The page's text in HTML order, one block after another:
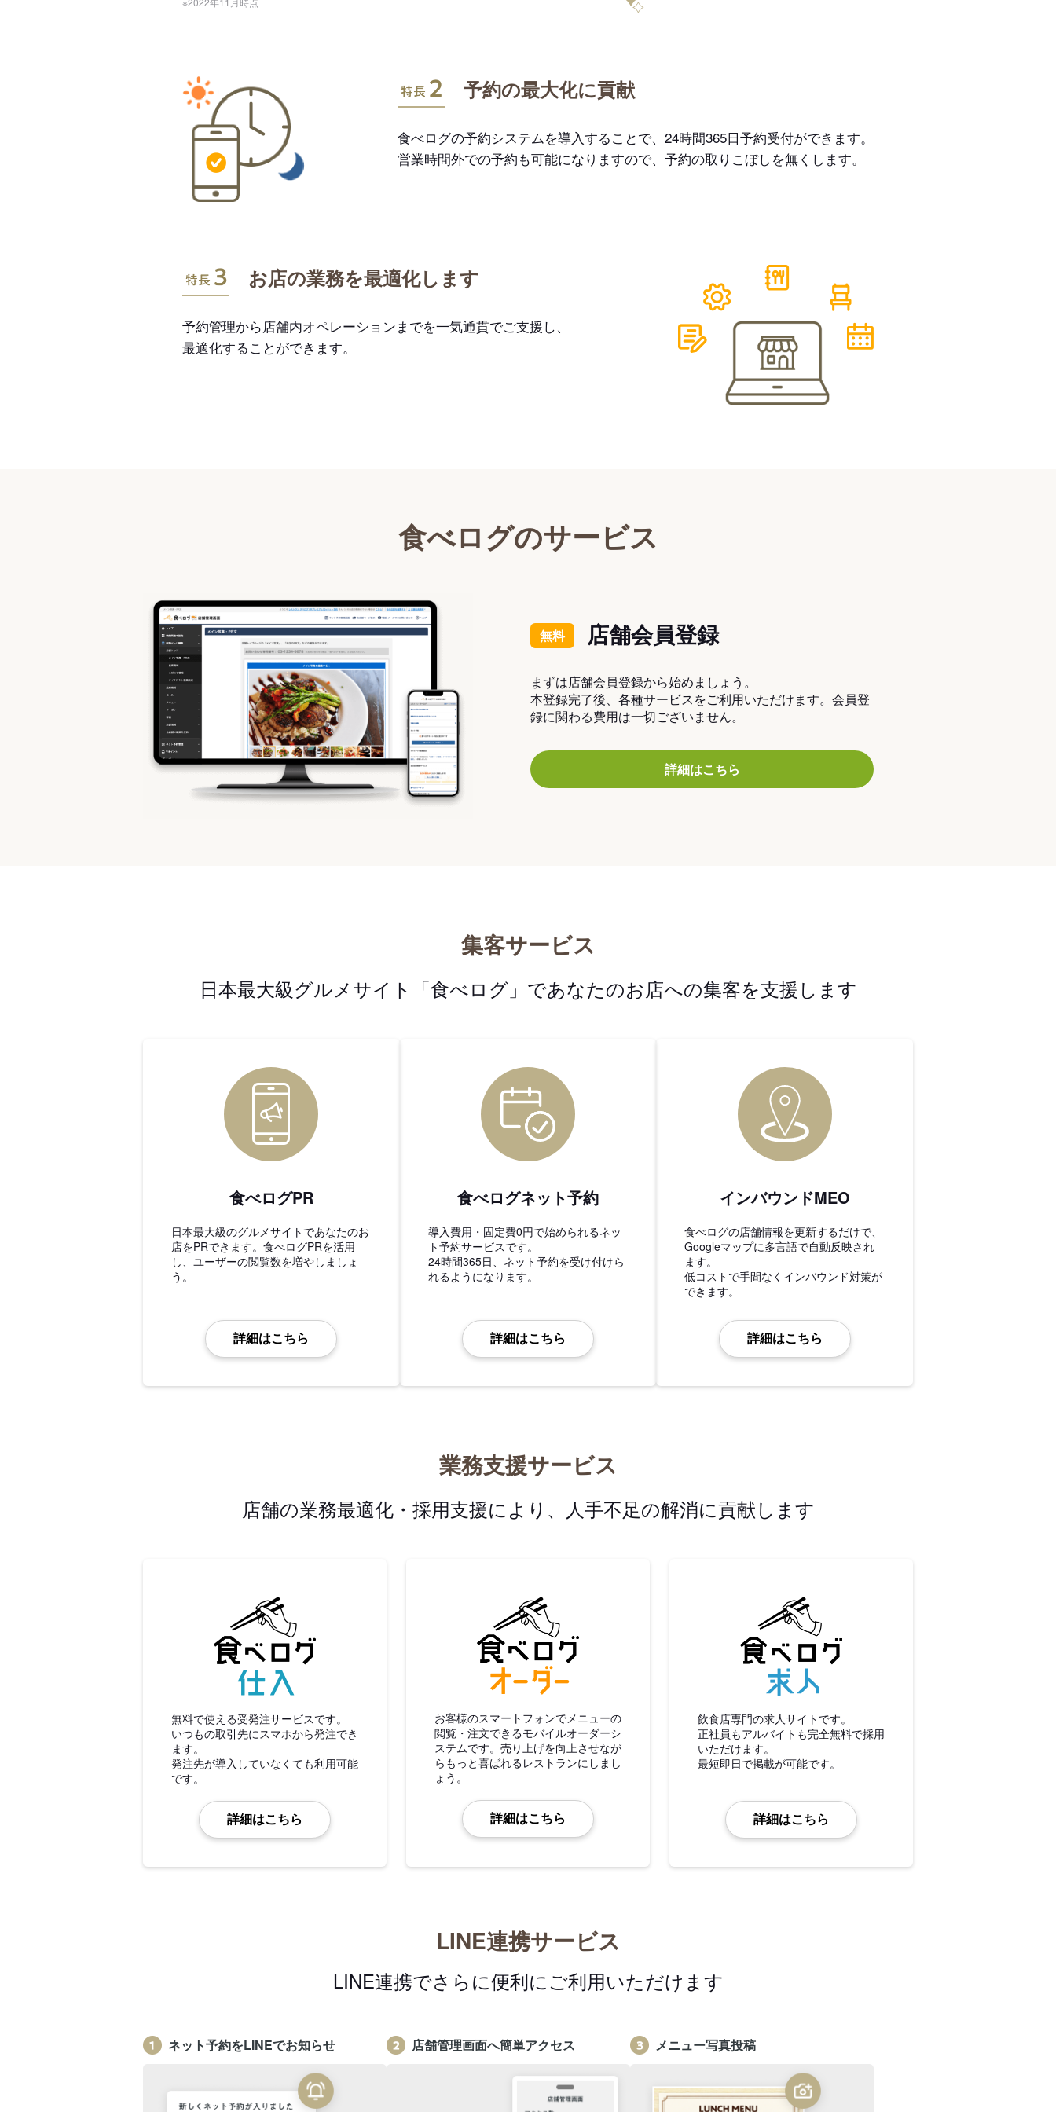
特長2
予約の最大化に貢献
食べログの予約システムを導入することで、24時間365日予約受付ができます。
営業時間外での予約も可能になりますので、予約の取りこぼしを無くします。
特長3
お店の業務を最適化します
予約管理から店舗内オペレーションまでを一気通貫でご支援し、
最適化することができます。
食べログのサービス
無料 店舗会員登録
まずは店舗会員登録から始めましょう。
本登録完了後、各種サービスをご利用いただけます。会員登
録に関わる費用は一切ございません。
詳細はこちら
集客サービス
日本最大級グルメサイト「食べログ」であなたのお店への集客を支援します
食べログPR
日本最大級のグルメサイトであなたのお
店をPRできます。食べログPRを活用
し、ユーザーの閲覧数を増やしましょ
う。
詳細はこちら
食べログネット予約
導入費用・固定費0円で始められるネッ
ト予約サービスです。
24時間365日、ネット予約を受け付けら
れるようになります。
詳細はこちら
インバウンドMEO
食べログの店舗情報を更新するだけで、
Googleマップに多言語で自動反映され
ます。
低コストで手間なくインバウンド対策が
できます。
詳細はこちら
業務支援サービス
店舗の業務最適化・採用支援により、人手不足の解消に貢献します
無料で使える受発注サービスです。
いつもの取引先にスマホから発注でき
ます。
発注先が導入していなくても利用可能
です。
詳細はこちら
お客様のスマートフォンでメニューの
閲覧・注文できるモバイルオーダーシ
ステムです。売り上げを向上させなが
らもっと喜ばれるレストランにしまし
ょう。
詳細はこちら
飲食店専門の求人サイトです。
正社員もアルバイトも完全無料で採用
いただけます。
最短即日で掲載が可能です。
詳細はこちら
LINE連携サービス
LINE連携でさらに便利にご利用いただけます
ネット予約をLINEでお知らせ 店舗管理画面へ簡単アクセス メニュー写真投稿